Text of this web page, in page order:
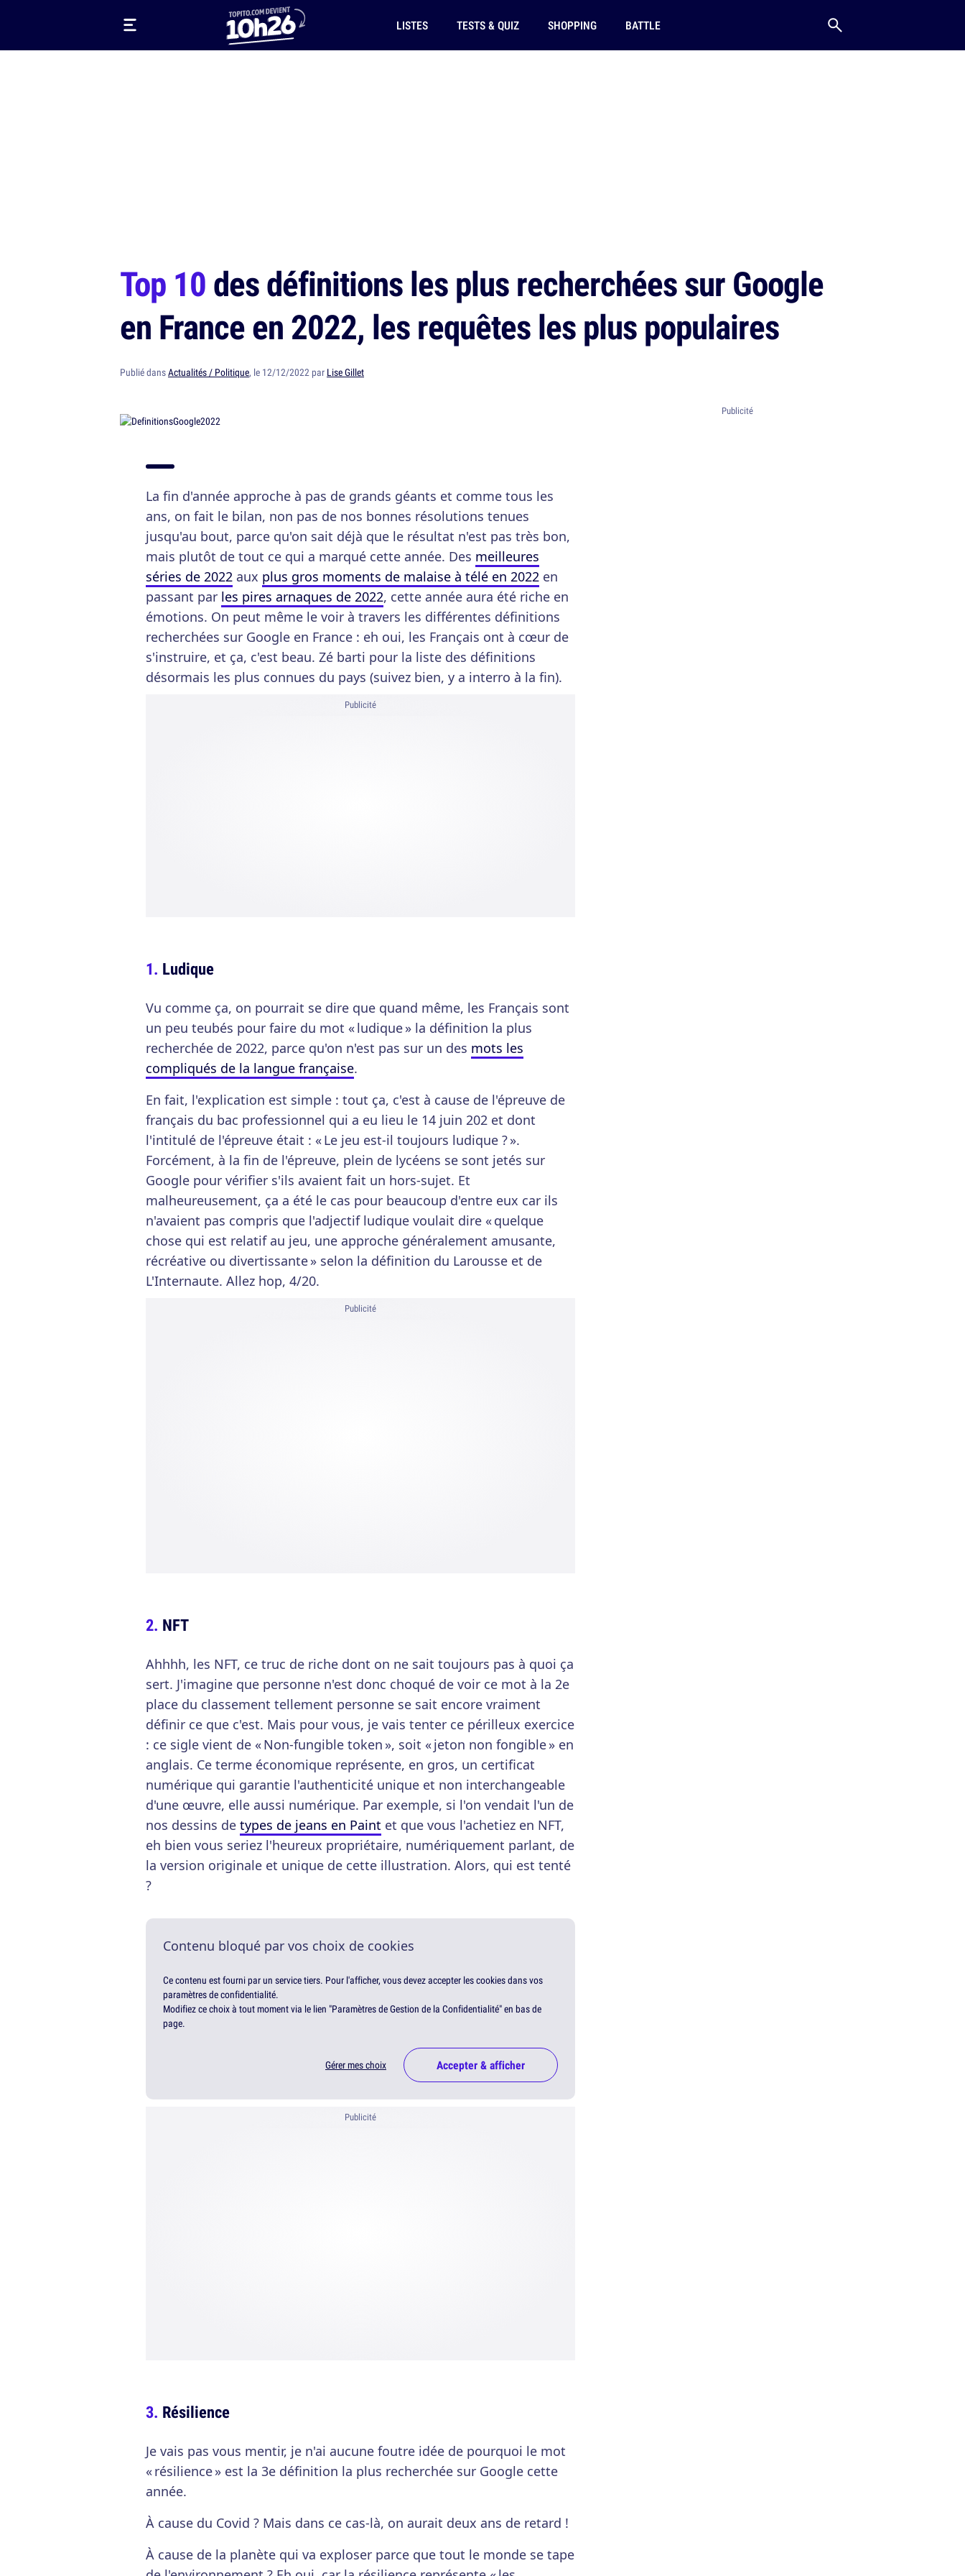
LISTES TESTS & QUIZ SHOPPING BATTLE
Top 10des définitions les plus recherchées sur Google
en France en 2022, les requêtes les plus populaires
Publié dansActualités / Politique, le 12/12/2022 par Lise Gillet
La fin d'année approche à pas de grands géants et comme tous les
ans, on fait le bilan, non pas de nos bonnes résolutions tenues
jusqu'au bout, parce qu'on sait déjà que le résultat n'est pas très bon,
mais plutôt de tout ce qui a marqué cette année. Des meilleures
séries de 2022 aux plus gros moments de malaise à télé en 2022 en
passant par les pires arnaques de 2022, cette année aura été riche en
émotions. On peut même le voir à travers les différentes définitions
recherchées sur Google en France : eh oui, les Français ont à cœur de
s'instruire, et ça, c'est beau. Zé barti pour la liste des définitions
désormais les plus connues du pays (suivez bien, y a interro à la fin).
Publicité
Ludique
Vu comme ça, on pourrait se dire que quand même, les Français sont
un peu teubés pour faire du mot « ludique » la définition la plus
recherchée de 2022, parce qu'on n'est pas sur un des mots les
compliqués de la langue française.
En fait, l'explication est simple : tout ça, c'est à cause de l'épreuve de
français du bac professionnel qui a eu lieu le 14 juin 202 et dont
l'intitulé de l'épreuve était : « Le jeu est-il toujours ludique ? ».
Forcément, à la fin de l'épreuve, plein de lycéens se sont jetés sur
Google pour vérifier s'ils avaient fait un hors-sujet. Et
malheureusement, ça a été le cas pour beaucoup d'entre eux car ils
n'avaient pas compris que l'adjectif ludique voulait dire « quelque
chose qui est relatif au jeu, une approche généralement amusante,
récréative ou divertissante » selon la définition du Larousse et de
L'Internaute. Allez hop, 4/20.
Publicité
NFT
Ahhhh, les NFT, ce truc de riche dont on ne sait toujours pas à quoi ça
sert. J'imagine que personne n'est donc choqué de voir ce mot à la 2e
place du classement tellement personne se sait encore vraiment
définir ce que c'est. Mais pour vous, je vais tenter ce périlleux exercice
: ce sigle vient de « Non-fungible token », soit « jeton non fongible » en
anglais. Ce terme économique représente, en gros, un certificat
numérique qui garantie l'authenticité unique et non interchangeable
d'une œuvre, elle aussi numérique. Par exemple, si l'on vendait l'un de
nos dessins de types de jeans en Paint et que vous l'achetiez en NFT,
eh bien vous seriez l'heureux propriétaire, numériquement parlant, de
la version originale et unique de cette illustration. Alors, qui est tenté
?
Contenu bloqué par vos choix de cookies
Ce contenu est fourni par un service tiers. Pour l'afficher, vous devez accepter les cookies dans vos
paramètres de confidentialité.
Modifiez ce choix à tout moment via le lien "Paramètres de Gestion de la Confidentialité" en bas de
page.
Gérer mes choix Accepter & afficher
Publicité
Résilience
Je vais pas vous mentir, je n'ai aucune foutre idée de pourquoi le mot
« résilience » est la 3e définition la plus recherchée sur Google cette
année.
À cause du Covid ? Mais dans ce cas-là, on aurait deux ans de retard !
À cause de la planète qui va exploser parce que tout le monde se tape